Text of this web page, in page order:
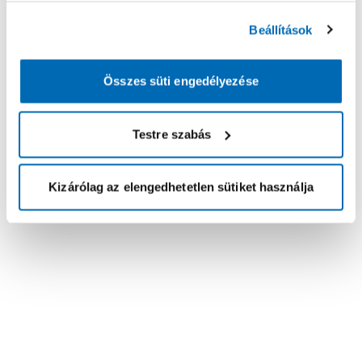
Beállítások
Összes süti engedélyezése
Testre szabás
Kizárólag az elengedhetetlen sütiket használja